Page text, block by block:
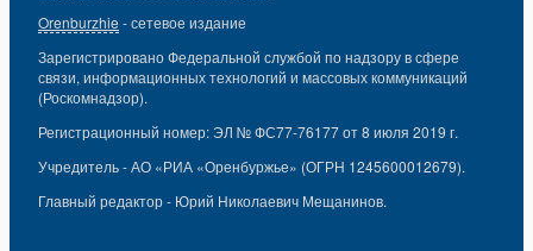
Orenburzhie - сетевое издание
Зарегистрировано Федеральной службой по надзору в сфере
связи, информационных технологий и массовых коммуникаций
(Роскомнадзор).
Регистрационный номер: ЭЛ № ФС77-76177 от 8 июля 2019 г.
Учредитель - АО «РИА «Оренбуржье» (ОГРН 1245600012679).
Главный редактор - Юрий Николаевич Мещанинов.